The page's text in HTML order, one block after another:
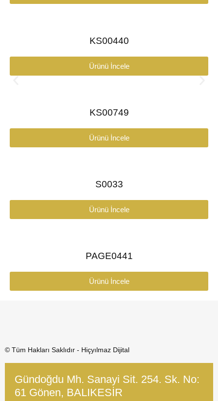
KS00440
Ürünü İncele
KS00749
Ürünü İncele
S0033
Ürünü İncele
PAGE0441
Ürünü İncele
© Tüm Hakları Saklıdır - Hiçyılmaz Dijital
Gündoğdu Mh. Sanayi Sit. 254. Sk. No:
61 Gönen, BALIKESİR